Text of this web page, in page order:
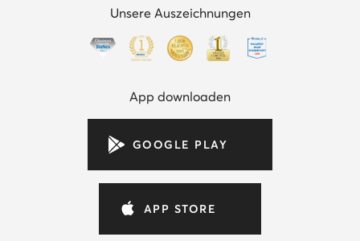
Unsere Auszeichnungen
App downloaden
GOOGLE PLAY
APP STORE